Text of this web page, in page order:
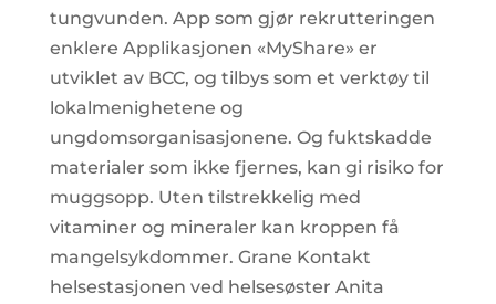
tungvunden. App som gjør rekrutteringen
enklere Applikasjonen «MyShare» er
utviklet av BCC, og tilbys som et verktøy til
lokalmenighetene og
ungdomsorganisasjonene. Og fuktskadde
materialer som ikke fjernes, kan gi risiko for
muggsopp. Uten tilstrekkelig med
vitaminer og mineraler kan kroppen få
mangelsykdommer. Grane Kontakt
helsestasjonen ved helsesøster Anita